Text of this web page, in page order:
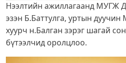
Нээлтийн ажиллагаанд МУГЖ
эзэн Б.Баттулга, уртын
хуурч н.Балган зэрэг шагай
бүтээлчид оролцлоо.